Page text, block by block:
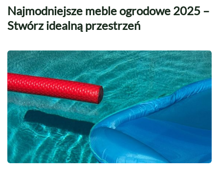
Najmodniejsze meble ogrodowe 2025 –
Stwórz idealną przestrzeń